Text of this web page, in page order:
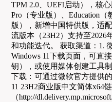
TPM 2.0、UEFI启动），核
Pro（专业版）、Education（
版），新增中国特供版，适
流版本（23H2）支持至2026
和功能迭代。 获取渠道：1.
Windows 11下载页面，可直
钥），或使用媒体创建工具
下载：可通过微软官方提供
11 23H2商业版中文简体x64
（http://